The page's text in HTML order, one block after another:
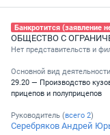
ОБЩЕСТВО С
Нет представительств и
Основной вид
29.20 — Производство
прицепов и полуприцепов
Руководитель (всего 2)
Серебряков Андрей